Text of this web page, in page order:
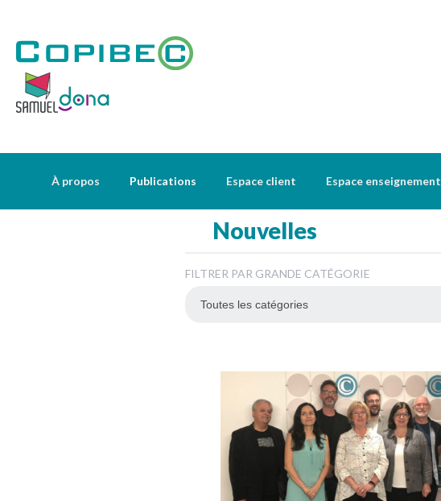
À propos Publications Espace client Espace enseignement
Nouvelles
FILTRER PAR GRANDE CATÉGORIE